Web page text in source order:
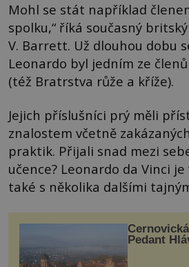
Mohl se stát například
spolku,“ říká současný
V. Barrett. Už dlouhou dobu
Leonardo byl jedním ze
(též Bratrstva růže a kříže).
Jejich příslušníci prý měli
znalostem včetně
praktik. Přijali snad mezi
učence? Leonardo da Vinci
také s několika dalšími
Pedant